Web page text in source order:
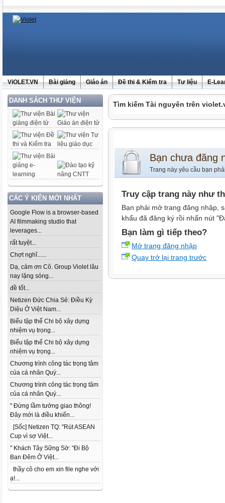
ViOLET.VN Bài giảng Giáo án Đề thi & Kiểm tra Tư liệu E-
DANH SÁCH THƯ VIỆN
CÁC Ý KIẾN MỚI NHẤT
Google Flow is a browser-based
AI filmmaking studio that
leverages...
rất tuyệt...
Chợt nghĩ......
Dạ, cảm ơn Cô. Group Violet lâu
nay lặng sóng...
đề tốt...
Netizen Đức Chia Sẻ: Điều Kỳ
Diệu Ở Việt Nam...
Biểu tập thể Chi bộ xây dựng
nhiệm vụ trọng...
Biểu tập thể Chi bộ xây dựng
nhiệm vụ trọng...
Chương trình công tác trọng tâm
của cá nhân Quý...
Chương trình công tác trọng tâm
của cá nhân Quý...
" Đừng lầm tưởng giao thông!
Đây mới là điều khiến...
[Sốc] Netizen TQ: "Rút ASEAN
Cup vì sợ Việt...
" Khách Tây Sững Sờ: "Đi Bộ
Ban Đêm Ở Việt...
thầy cô cho em xin file nghe với
ạ!...
Tìm kiếm Tài nguyên trên
Bạn chưa đăng
Trang này yêu cầu bạn
Truy cập trang này như
Bạn phải mở trang đăng nhập,
khẩu đã đăng ký rồi nhấn nút
Bạn làm gì tiếp theo?
Mở trang đăng nhập
Quay trở lại trang trước